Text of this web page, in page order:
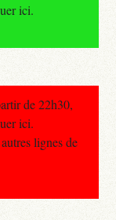
ici.
de 22h30,
ici.
lignes de